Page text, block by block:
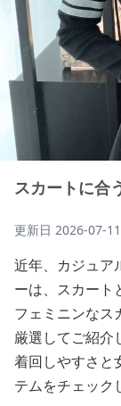
スカートに合
更新日 2026-07-11
近年、カジュア
ーは、スカート
フェミニンなス
厳選してご紹介
着回しやすさと
テムをチェック